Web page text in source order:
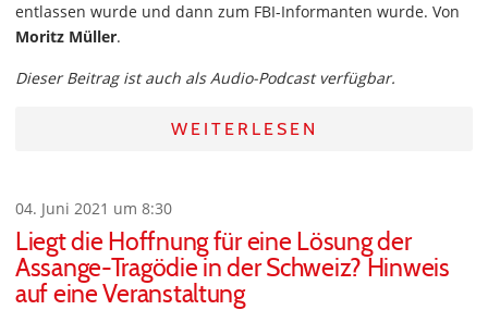
entlassen wurde und dann zum FBI-Informanten wurde. Von
Moritz Müller.
Dieser Beitrag ist auch als Audio-Podcast verfügbar.
WEITERLESEN
04. Juni 2021 um 8:30
Liegt die Hoffnung für eine Lösung der
Assange-Tragödie in der Schweiz? Hinweis
auf eine Veranstaltung